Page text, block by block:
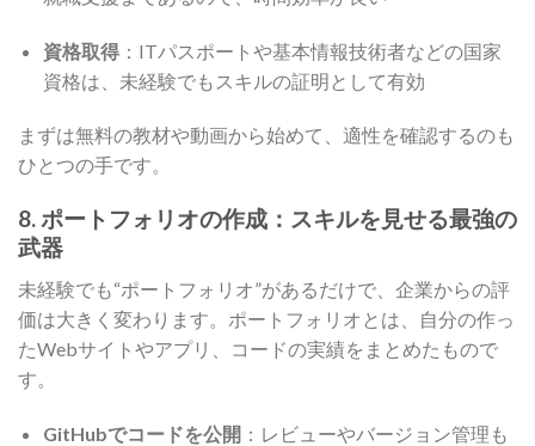
資格取得：ITパスポートや基本情報技術者などの国家
資格は、未経験でもスキルの証明として有効
まずは無料の教材や動画から始めて、適性を確認するのも
ひとつの手です。
8. ポートフォリオの作成：スキルを見せる最強の
武器
未経験でも“ポートフォリオ”があるだけで、企業からの評
価は大きく変わります。ポートフォリオとは、自分の作っ
たWebサイトやアプリ、コードの実績をまとめたもので
す。
GitHubでコードを公開：レビューやバージョン管理も